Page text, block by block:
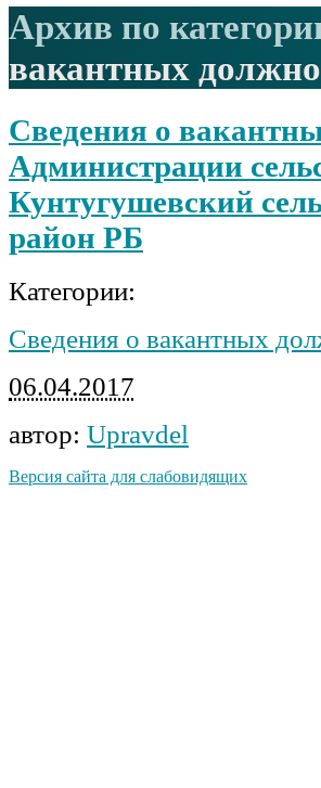
Архив по
вакантных
Сведения о
Администрации
Кунтугушевский
район РБ
Категории:
Сведения о вакантных
06.04.2017
автор: Upravdel
Версия сайта для слабовидящих